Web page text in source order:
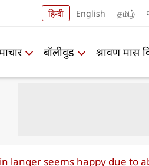
हिन्दी English தமிழ்
बॉलीवुड श्रावण मास
langer seems happy due to